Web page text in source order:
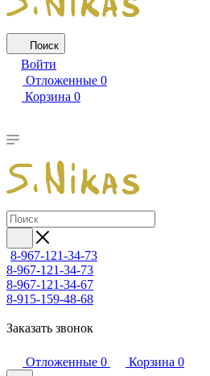
Поиск
Войти
Отложенные 0
Корзина 0
8-967-121-34-73
8-967-121-34-73
8-967-121-34-67
8-915-159-48-68
Заказать звонок
Отложенные 0 Корзина 0